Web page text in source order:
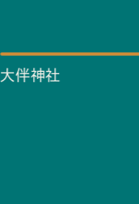
大伴神社